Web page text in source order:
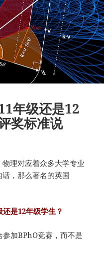
年级还是12
奖标准说
理对应着众多大学专业
，那么著名的英国
是12年级学生？
加BPhO竞赛，而不是